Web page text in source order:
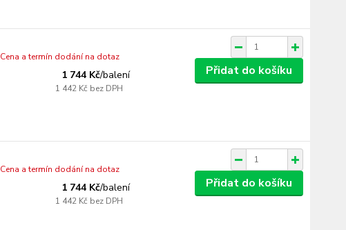
1 744 Kč/balení
1 442 Kč bez DPH
Cena a termín dodání na dotaz
Přidat do košíku
1 744 Kč/balení
1 442 Kč bez DPH
Cena a termín dodání na dotaz
Přidat do košíku